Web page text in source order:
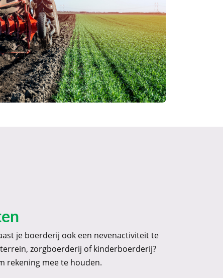
je boerderij ook een nevenactiviteit te
zorgboerderij of kinderboerderij?
rekening mee te houden.